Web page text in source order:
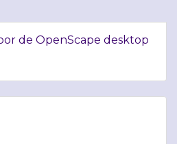
de OpenScape desktop